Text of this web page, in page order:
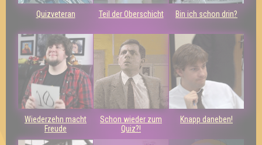
Quizveteran Teil der Oberschicht Bin ich schon drin?
Wiederzehn macht
Freude
Schon wieder zum
Quiz?!
Knapp daneben!